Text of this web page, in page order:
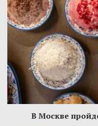
В Москве